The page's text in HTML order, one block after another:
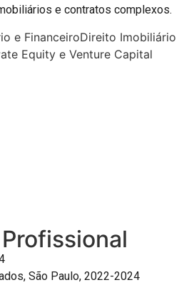
e contratos complexos.
e FinanceiroDireito Imobiliário
Equity e Venture Capital
São Paulo, 2022-2024